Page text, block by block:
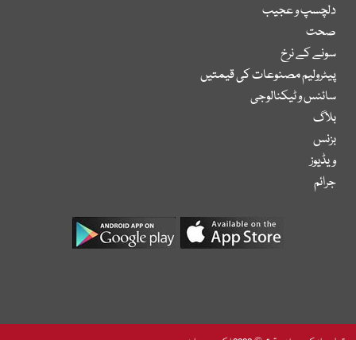
دلچسپ و عجیب
صحت
سونے کے نرخ
پیٹرولیم مصنوعات کی قیمتیں
سائنس و ٹیکنالوجی
بلاگ
بزنس
ویڈیوز
جرائم